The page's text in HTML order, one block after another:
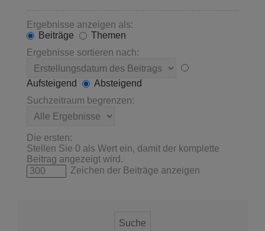
Ergebnisse anzeigen als:
Beiträge
Themen
Ergebnisse sortieren nach:
Aufsteigend
Absteigend
Suchzeitraum begrenzen:
Die ersten:
Stellen Sie 0 als Wert ein, damit der komplette
Beitrag angezeigt wird.
Zeichen der Beiträge anzeigen